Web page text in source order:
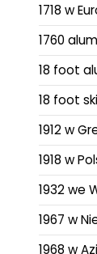
1718 w
1760
18 foot
18 foot
1912 w
1918 w
1932 we
1967 w
1968 w